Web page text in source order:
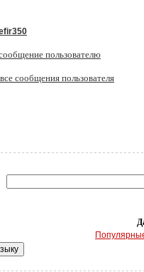
пользователю
сообщения пользователя